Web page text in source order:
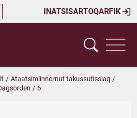
INATSISARTOQARFIK
/ Ataatsimiinnernut takussutissiaq /
/ 6